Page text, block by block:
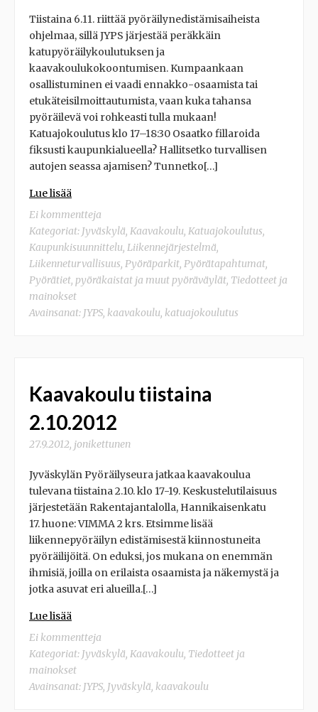
Tiistaina 6.11. riittää pyöräilynedistämisaiheista
ohjelmaa, sillä JYPS järjestää peräkkäin
katupyöräilykoulutuksen ja
kaavakoulukokoontumisen. Kumpaankaan
osallistuminen ei vaadi ennakko-osaamista tai
etukäteisilmoittautumista, vaan kuka tahansa
pyöräilevä voi rohkeasti tulla mukaan!
Katuajokoulutus klo 17–18:30 Osaatko fillaroida
fiksusti kaupunkialueella? Hallitsetko turvallisen
autojen seassa ajamisen? Tunnetko[…]
Lue lisää
Ei kommentteja
Kategoriat: Jyväskylä, Kaavakoulu, Katuajokoulutus,
Kaupunkisuunnittelu, Liikennejärjestelmä,
Liikenneturvallisuus, Pyöräparkit, Pyörätapahtumat,
Pyörätiet, pyöräkaistat ja muut pyöräväylät, Tiedotteet ja
mainokset
Avainsanat: JYPS, kaavakoulu, katuajokoulutus
Kaavakoulu tiistaina
2.10.2012
27.9.2012, jonikettunen
Jyväskylän Pyöräilyseura jatkaa kaavakoulua
tulevana tiistaina 2.10. klo 17-19. Keskustelutilaisuus
järjestetään Rakentajantalolla, Hannikaisenkatu
17. huone: VIMMA 2 krs. Etsimme lisää
liikennepyöräilyn edistämisestä kiinnostuneita
pyöräilijöitä. On eduksi, jos mukana on enemmän
ihmisiä, joilla on erilaista osaamista ja näkemystä ja
jotka asuvat eri alueilla.[…]
Lue lisää
Ei kommentteja
Kategoriat: Jyväskylä, Kaavakoulu, Tiedotteet ja
mainokset
Avainsanat: JYPS, Jyväskylä, kaavakoulu